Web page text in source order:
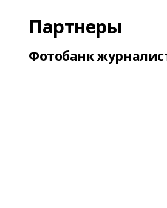
Партнеры
Фотобанк